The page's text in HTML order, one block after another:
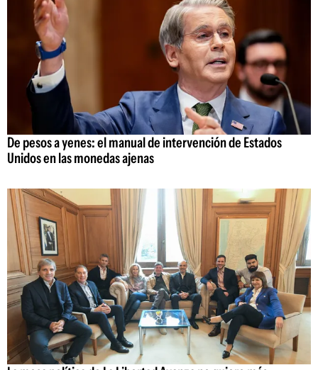
De pesos a yenes: el manual de intervención de Estados
Unidos en las monedas ajenas